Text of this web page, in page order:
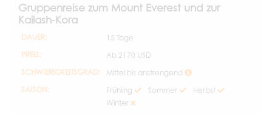
Gruppenreise zum Mount Everest und zur
Kailash-Kora
DAUER:
15 Tage
PREIS:
Ab 2170 USD
SCHWIERIGKEITSGRAD:
Mittel bis anstrengend
SAISON:
Frühling Sommer
Herbst
Winter